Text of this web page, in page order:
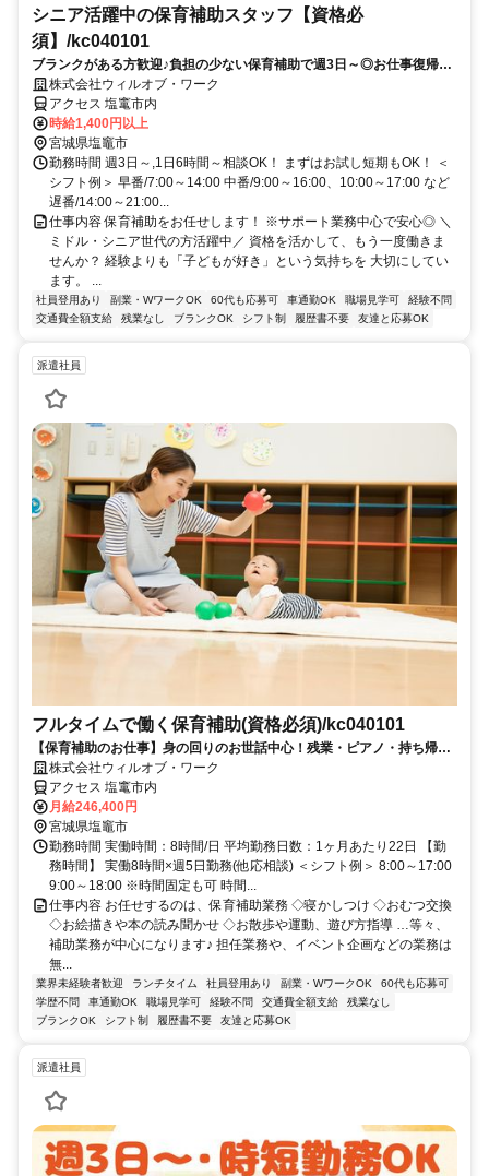
シニア活躍中の保育補助スタッフ【資格必
須】/kc040101
ブランクがある方歓迎♪負担の少ない保育補助で週3日～◎お仕事復帰し
ませんか？書き物・ピアノ・保護者対応もありません！
株式会社ウィルオブ・ワーク
アクセス 塩竃市内
時給1,400円以上
宮城県塩竈市
勤務時間 週3日～,1日6時間～相談OK！ まずはお試し短期もOK！ ＜
シフト例＞ 早番/7:00～14:00 中番/9:00～16:00、10:00～17:00 など
遅番/14:00～21:00...
仕事内容 保育補助をお任せします！ ※サポート業務中心で安心◎ ＼
ミドル・シニア世代の方活躍中／ 資格を活かして、もう一度働きま
せんか？ 経験よりも「子どもが好き」という気持ちを 大切にしてい
ます。 ...
社員登用あり 副業・WワークOK 60代も応募可 車通勤OK 職場見学可
経験不問
交通費全額支給
残業なし ブランクOK シフト制 履歴書不要 友達と応募OK
派遣社員
フルタイムで働く保育補助(資格必須)/kc040101
【保育補助のお仕事】身の回りのお世話中心！残業・ピアノ・持ち帰り
仕事なし♪【平日のみも可能！】
株式会社ウィルオブ・ワーク
アクセス 塩竃市内
月給246,400円
宮城県塩竈市
勤務時間 実働時間：8時間/日 平均勤務日数：1ヶ月あたり22日 【勤
務時間】 実働8時間×週5日勤務(他応相談) ＜シフト例＞ 8:00～17:00
9:00～18:00 ※時間固定も可 時間...
仕事内容 お任せするのは、保育補助業務 ◇寝かしつけ ◇おむつ交換
◇お絵描きや本の読み聞かせ ◇お散歩や運動、遊び方指導 …等々、
補助業務が中心になります♪ 担任業務や、イベント企画などの業務は
無...
業界未経験者歓迎 ランチタイム 社員登用あり 副業・WワークOK
60代も応募可
学歴不問
車通勤OK 職場見学可 経験不問 交通費全額支給
残業なし
ブランクOK
シフト制 履歴書不要 友達と応募OK
派遣社員